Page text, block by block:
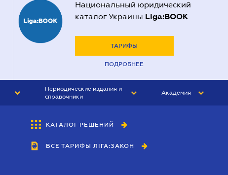
Национальный юридический
каталог Украины Liga:BOOK
ТАРИФЫ
ПОДРОБНЕЕ
Периодические издания и
справочники
БУХГАЛТЕР&ЗАКОН
ВЕСТНИК МСФО
Академия
КАТАЛОГ РЕШЕНИЙ
ВСЕ ТАРИФЫ ЛІГА:ЗАКОН